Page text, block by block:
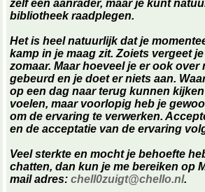
zelf een aanrader, maar je kunt
bibliotheek raadplegen.
Het is heel natuurlijk dat je
kamp in je maag zit. Zoiets vergeet
zomaar. Maar hoeveel je er ook over
gebeurd en je doet er niets aan.
op een dag naar terug kunnen
voelen, maar voorlopig heb je
om de ervaring te verwerken.
en de acceptatie van de ervaring
Veel sterkte en mocht je behoefte
chatten, dan kun je me bereiken op
mail adres: chell0zuigt@chello.nl.